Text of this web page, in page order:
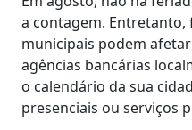
a contagem. Entretanto,
municipais podem
agências bancárias
o calendário da sua
presenciais ou serviços